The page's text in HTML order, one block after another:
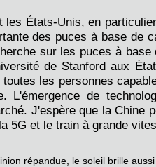
les États-Unis, en
des puces à base de
sur les puces à
de Stanford aux
les personnes
L'émergence de
J'espère que la Chine
5G et le train à grande
répandue, le soleil brille